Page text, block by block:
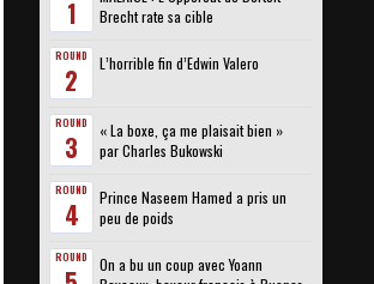
1
Brecht rate sa cible
ROUND
2 L’horrible fin d’Edwin Valero
ROUND
3
« La boxe, ça me plaisait bien »
par Charles Bukowski
ROUND
4
Prince Naseem Hamed a pris un
peu de poids
ROUND
On a bu un coup avec Yoann